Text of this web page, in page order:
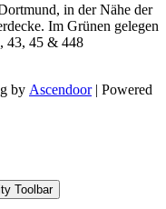
in der Nähe der
Im Grünen gelegen
43, 45 & 448
by Ascendoor| Powered
Toolbar